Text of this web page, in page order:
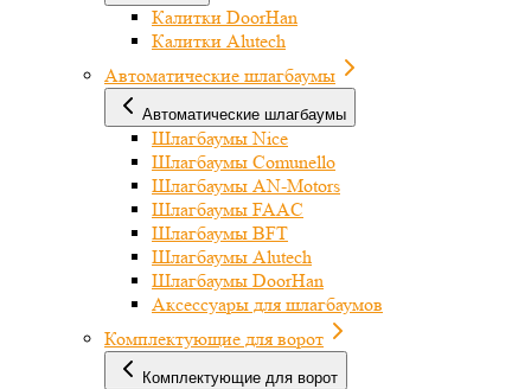
Калитки DoorHan
Калитки Alutech
Автоматические шлагбаумы
Автоматические шлагбаумы
Шлагбаумы Nice
Шлагбаумы Comunello
Шлагбаумы AN-Motors
Шлагбаумы FAAC
Шлагбаумы BFT
Шлагбаумы Alutech
Шлагбаумы DoorHan
Аксессуары для шлагбаумов
Комплектующие для ворот
Комплектующие для ворот